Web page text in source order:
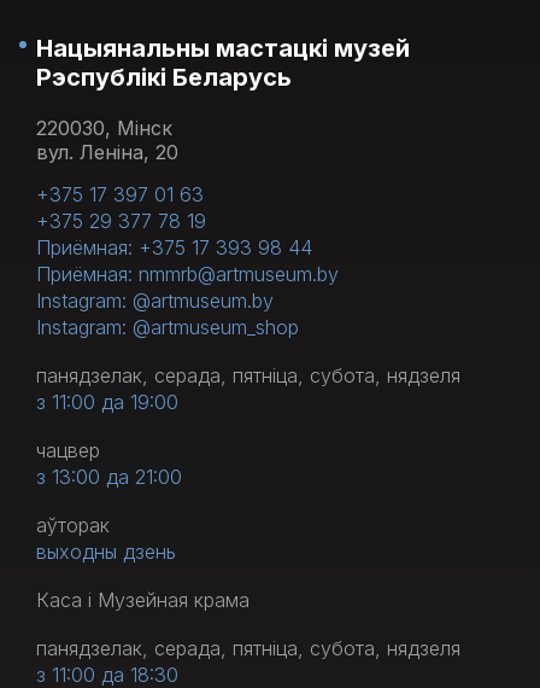
Нацыянальны мастацкі музей
Рэспублікі Беларусь
220030, Мінск
вул. Леніна, 20
+375 17 397 01 63
+375 29 377 78 19
Приёмная: +375 17 393 98 44
Приёмная: nmmrb@artmuseum.by
Instagram: @artmuseum.by
Instagram: @artmuseum_shop
панядзелак, серада, пятніца, субота, нядзеля
з 11:00 да 19:00
чацвер
з 13:00 да 21:00
аўторак
выходны дзень
Каса і Музейная крама
панядзелак, серада, пятніца, субота, нядзеля
з 11:00 да 18:30